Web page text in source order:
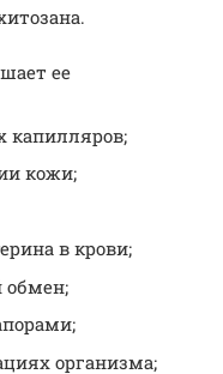
ее
капилляров;
кожи;
в крови;
обмен;
организма;